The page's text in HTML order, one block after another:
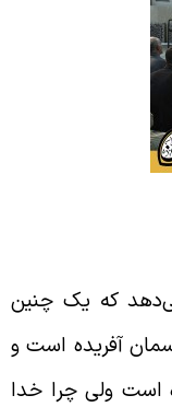
که یک چنین
آفریده است و
ولی چرا خدا